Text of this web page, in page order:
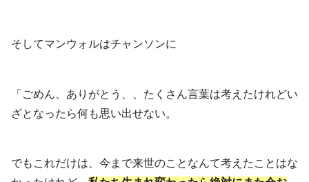
そしてマンウォルはチャンソンに
「ごめん、ありがとう、、たくさん言葉は考えたけれどい
ざとなったら何も思い出せない。
でもこれだけは、今まで来世のことなんて考えたことはな